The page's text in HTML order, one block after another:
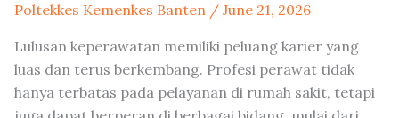
Poltekkes Kemenkes Banten / June 21, 2026
Lulusan keperawatan memiliki peluang karier yang
luas dan terus berkembang. Profesi perawat tidak
hanya terbatas pada pelayanan di rumah sakit, tetapi